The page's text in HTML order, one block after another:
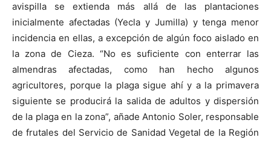
avispilla se extienda más allá de las plantaciones
inicialmente afectadas (Yecla y Jumilla) y tenga menor
incidencia en ellas, a excepción de algún foco aislado en
la zona de Cieza. “No es suficiente con enterrar las
almendras afectadas, como han hecho algunos
agricultores, porque la plaga sigue ahí y a la primavera
siguiente se producirá la salida de adultos y dispersión
de la plaga en la zona”, añade Antonio Soler, responsable
de frutales del Servicio de Sanidad Vegetal de la Región